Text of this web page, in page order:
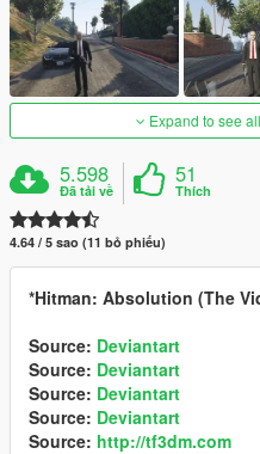
Expand to see
5.598
Đã tải về
51
Thích
4.64 / 5 sao (11 bỏ phiếu)
*Hitman: Absolution (The
Source: Deviantart
Source: Deviantart
Source: Deviantart
Source: Deviantart
Source: http://tf3dm.com